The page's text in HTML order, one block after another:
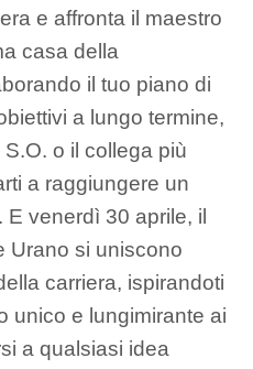
e affronta il maestro
casa della
il tuo piano di
a lungo termine,
o il collega più
a raggiungere un
venerdì 30 aprile, il
Urano si uniscono
carriera, ispirandoti
unico e lungimirante ai
a qualsiasi idea